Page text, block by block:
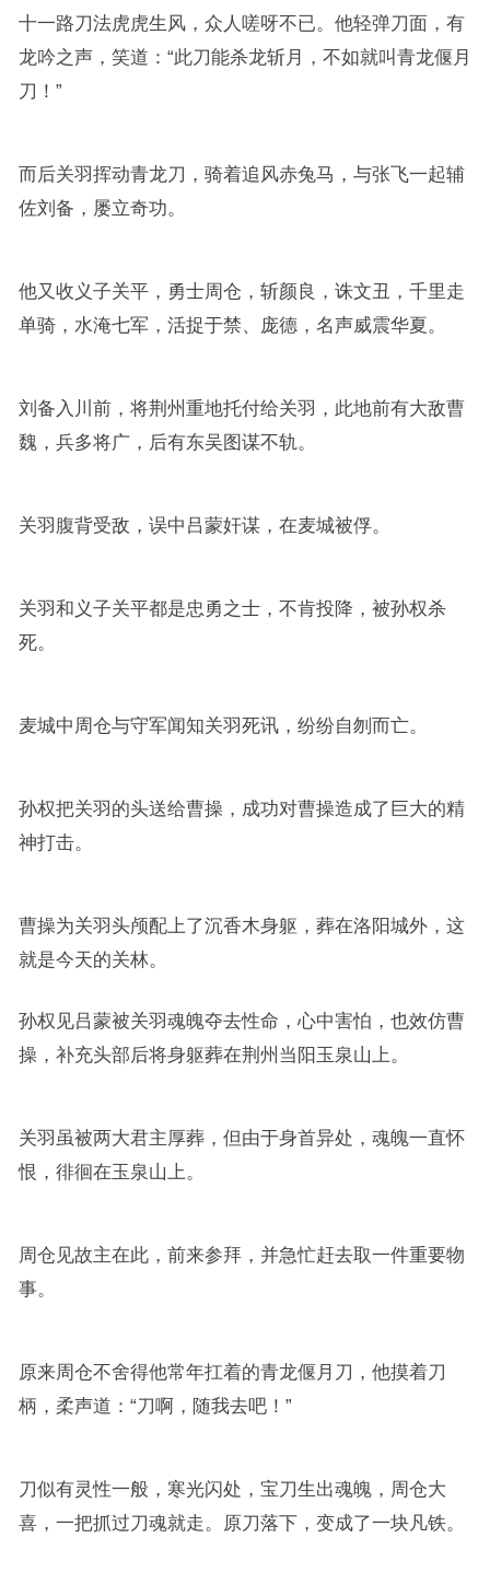
十一路刀法虎虎生风，众人嗟呀不已。他轻弹刀面，有
龙吟之声，笑道：“此刀能杀龙斩月，不如就叫青龙偃月
刀！”
而后关羽挥动青龙刀，骑着追风赤兔马，与张飞一起辅
佐刘备，屡立奇功。
他又收义子关平，勇士周仓，斩颜良，诛文丑，千里走
单骑，水淹七军，活捉于禁、庞德，名声威震华夏。
刘备入川前，将荆州重地托付给关羽，此地前有大敌曹
魏，兵多将广，后有东吴图谋不轨。
关羽腹背受敌，误中吕蒙奸谋，在麦城被俘。
关羽和义子关平都是忠勇之士，不肯投降，被孙权杀
死。
麦城中周仓与守军闻知关羽死讯，纷纷自刎而亡。
孙权把关羽的头送给曹操，成功对曹操造成了巨大的精
神打击。
曹操为关羽头颅配上了沉香木身躯，葬在洛阳城外，这
就是今天的关林。
孙权见吕蒙被关羽魂魄夺去性命，心中害怕，也效仿曹
操，补充头部后将身躯葬在荆州当阳玉泉山上。
关羽虽被两大君主厚葬，但由于身首异处，魂魄一直怀
恨，徘徊在玉泉山上。
周仓见故主在此，前来参拜，并急忙赶去取一件重要物
事。
原来周仓不舍得他常年扛着的青龙偃月刀，他摸着刀
柄，柔声道：“刀啊，随我去吧！”
刀似有灵性一般，寒光闪处，宝刀生出魂魄，周仓大
喜，一把抓过刀魂就走。原刀落下，变成了一块凡铁。